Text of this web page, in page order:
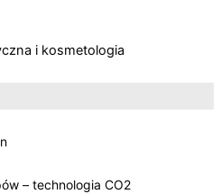
i kosmetologia
– technologia CO2